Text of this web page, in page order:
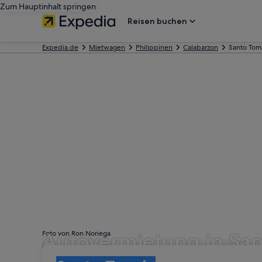
Zum Hauptinhalt springen
Reisen buchen
Expedia.de Mietwagen Philippinen Calabarzon Santo
Autovermietung in
Foto von Ron Noriega
Abholort